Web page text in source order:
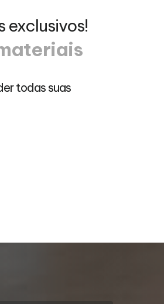
exclusivos!
todas suas